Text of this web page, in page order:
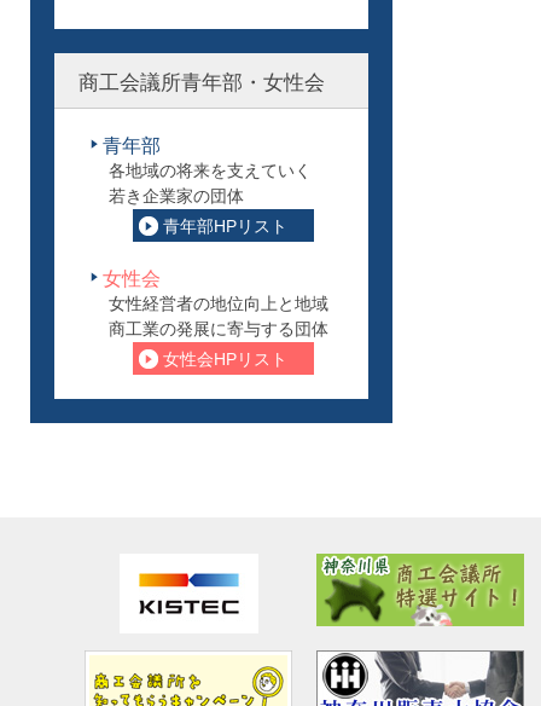
商工会議所青年部・女性会
青年部
各地域の将来を支えていく
若き企業家の団体
青年部HPリスト
女性会
女性経営者の地位向上と地域
商工業の発展に寄与する団体
女性会HPリスト